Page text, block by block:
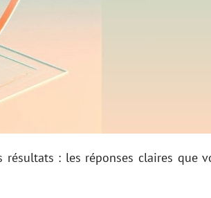
résultats : les réponses claires que